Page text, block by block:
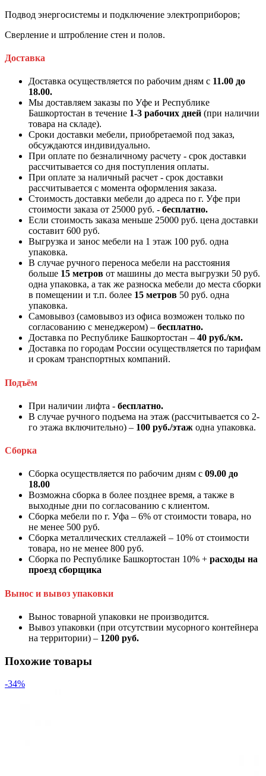
Подвод энергосистемы и подключение электроприборов;
Сверление и штробление стен и полов.
Доставка
Доставка осуществляется по рабочим дням с 11.00 до
18.00.
Мы доставляем заказы по Уфе и Республике
Башкортостан в течение 1-3 рабочих дней (при наличии
товара на складе).
Сроки доставки мебели, приобретаемой под заказ,
обсуждаются индивидуально.
При оплате по безналичному расчету - срок доставки
рассчитывается со дня поступления оплаты.
При оплате за наличный расчет - срок доставки
рассчитывается с момента оформления заказа.
Стоимость доставки мебели до адреса по г. Уфе при
стоимости заказа от 25000 руб. - бесплатно.
Если стоимость заказа меньше 25000 руб. цена доставки
составит 600 руб.
Выгрузка и занос мебели на 1 этаж 100 руб. одна
упаковка.
В случае ручного переноса мебели на расстояния
больше 15 метров от машины до места выгрузки 50 руб.
одна упаковка, а так же разноска мебели до места сборки
в помещении и т.п. более 15 метров 50 руб. одна
упаковка.
Самовывоз (самовывоз из офиса возможен только по
согласованию с менеджером) – бесплатно.
Доставка по Республике Башкортостан – 40 руб./км.
Доставка по городам России осуществляется по тарифам
и срокам транспортных компаний.
Подъём
При наличии лифта - бесплатно.
В случае ручного подъема на этаж (рассчитывается со 2-
го этажа включительно) – 100 руб./этаж одна упаковка.
Сборка
Сборка осуществляется по рабочим дням с 09.00 до
18.00
Возможна сборка в более позднее время, а также в
выходные дни по согласованию с клиентом.
Сборка мебели по г. Уфа – 6% от стоимости товара, но
не менее 500 руб.
Сборка металлических стеллажей – 10% от стоимости
товара, но не менее 800 руб.
Сборка по Республике Башкортостан 10% + расходы на
проезд сборщика
Вынос и вывоз упаковки
Вынос товарной упаковки не производится.
Вывоз упаковки (при отсутствии мусорного контейнера
на территории) – 1200 руб.
Похожие товары
-34%